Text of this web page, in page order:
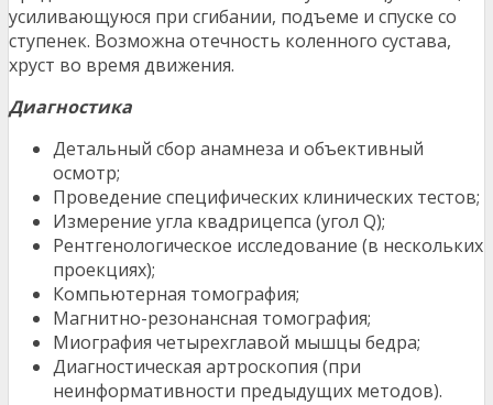
усиливающуюся при сгибании, подъеме и спуске со
ступенек. Возможна отечность коленного сустава,
хруст во время движения.
Диагностика
Детальный сбор анамнеза и объективный
осмотр;
Проведение специфических клинических тестов;
Измерение угла квадрицепса (угол Q);
Рентгенологическое исследование (в нескольких
проекциях);
Компьютерная томография;
Магнитно-резонансная томография;
Миография четырехглавой мышцы бедра;
Диагностическая артроскопия (при
неинформативности предыдущих методов).